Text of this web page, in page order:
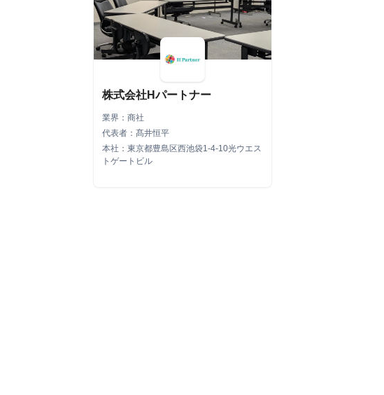
株式会社Hパートナー
業界：商社
代表者：髙井恒平
本社：東京都豊島区西池袋1-4-10光ウエス
トゲートビル